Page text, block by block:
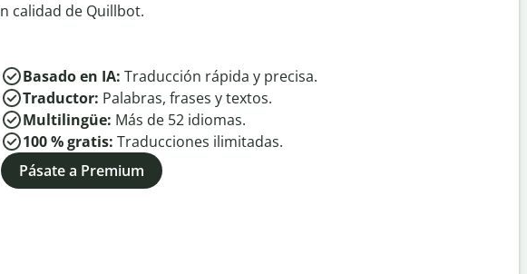
calidad de Quillbot.
Basado en IA: Traducción rápida y precisa.
Traductor: Palabras, frases y textos.
Multilingüe: Más de 52 idiomas.
100 % gratis: Traducciones ilimitadas.
Pásate a Premium